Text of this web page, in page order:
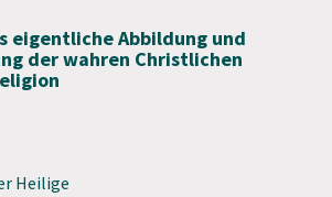
eigentliche Abbildung und
der wahren Christlichen
Heilige